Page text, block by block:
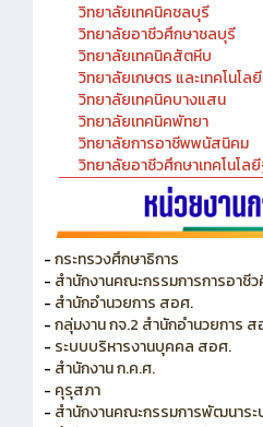
วิทยาลัยเทคนิคชลบุรี
วิทยาลัยอาชีวศึกษาชลบุรี
วิทยาลัยเทคนิคสัตหีบ
วิทยาลัยเกษตร และเทคโนโล
วิทยาลัยเทคนิคบางแสน
วิทยาลัยเทคนิคพัทยา
วิทยาลัยการอาชีพพนัสนิคม
วิทยาลัยอาชีวศึกษาเทคโนโ
-กระทรวงศึกษาธิการ
- สำนักงานคณะกรรมการการอาชี
- สำนักอำนวยการ สอศ.
-กลุ่มงาน กจ.2 สำนักอำนวยการ
- ระบบบริหารงานบุคคล สอศ.
- สำนักงาน ก.ค.ศ.
- คุรุสภา
- สำนักงานคณะกรรมการพัฒนาระ